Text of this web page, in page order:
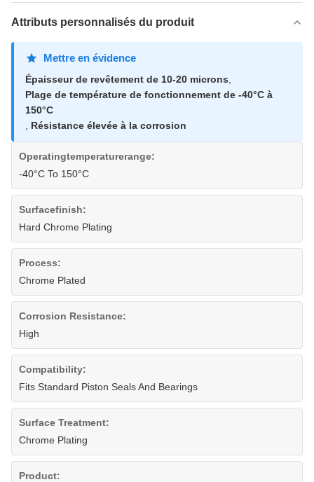
Attributs personnalisés du produit
Mettre en évidence
Épaisseur de revêtement de 10-20 microns
Plage de température de fonctionnement de -40°C à
150°C
Résistance élevée à la corrosion
Operatingtemperaturerange:
-40°C To 150°C
Surfacefinish:
Hard Chrome Plating
Process:
Chrome Plated
Corrosion Resistance:
High
Compatibility:
Fits Standard Piston Seals And Bearings
Surface Treatment:
Chrome Plating
Product: